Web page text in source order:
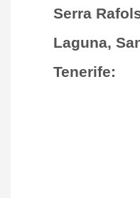
Serra
Laguna,
Tenerife: